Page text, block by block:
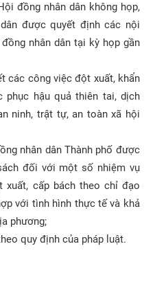
nhân dân không họp,
được quyết định các nội
nhân dân tại kỳ họp gần
công việc đột xuất, khẩn
phục hậu quả thiên tai, dịch
ninh, trật tự, an toàn xã hội
dân Thành phố được
đối với một số nhiệm vụ
cấp bách theo chỉ đạo
với tình hình thực tế và khả
phương;
quy định của pháp luật.